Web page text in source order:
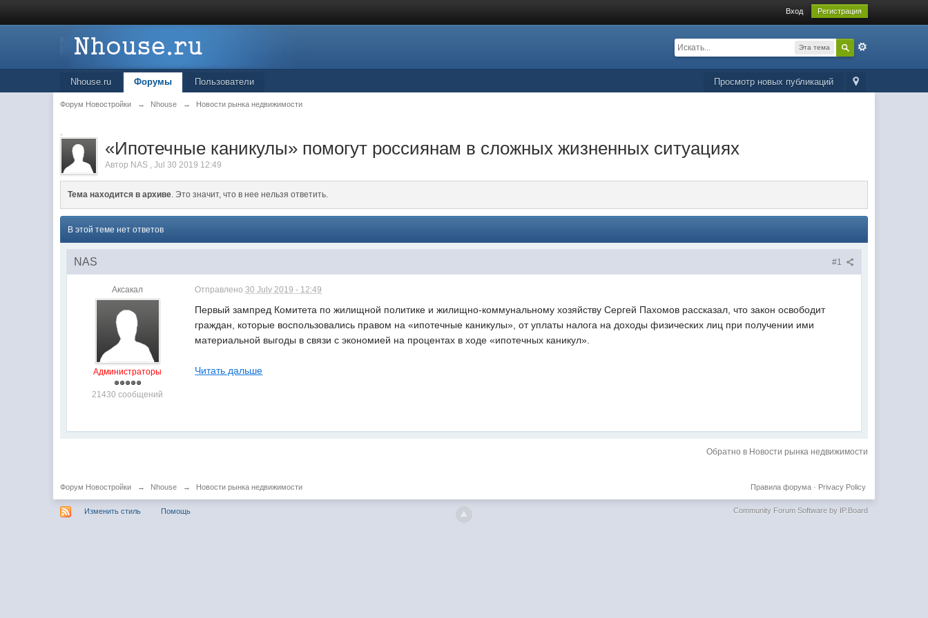
Вход Регистрация
Эта тема
Просмотр новых публикаций
Nhouse.ru Форумы Пользователи
Форум Новостройки → Nhouse → Новости рынка недвижимости
.
«Ипотечные каникулы» помогут россиянам в сложных жизненных ситуациях
Автор NAS ,Jul 30 2019 12:49
Тема находится в архиве. Это значит, что в нее нельзя ответить.
В этой теме нет ответов
#1
NAS
Аксакал
Администраторы
21430 сообщений
Отправлено30 July 2019 - 12:49
Первый зампред Комитета по жилищной политике и жилищно-коммунальному хозяйству Сергей Пахомов рассказал, что закон освободит
граждан, которые воспользовались правом на «ипотечные каникулы», от уплаты налога на доходы физических лиц при получении ими
материальной выгоды в связи с экономией на процентах в ходе «ипотечных каникул».
Читать дальше
Обратно в Новости рынка недвижимости
Форум Новостройки → Nhouse → Новости рынка недвижимости Privacy Policy
Правила форума·
Изменить стиль Помощь Community Forum Software by IP.Board